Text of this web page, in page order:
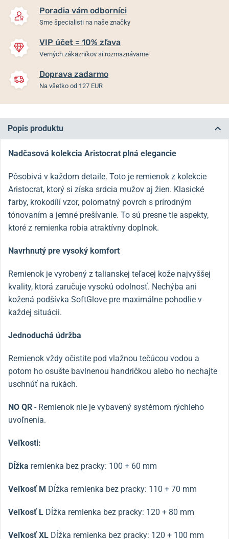
Poradia vám odborníci
Sme špecialisti na naše značky
VIP účet = 10% zľava
Verných zákazníkov si rozmaznávame
Doprava zadarmo
Na všetko od 127 EUR
Popis produktu
Nadčasová kolekcia Aristocrat plná elegancie
Pôsobivá v každom detaile. Toto je remienok z kolekcie
Aristocrat, ktorý si získa srdcia mužov aj žien. Klasické
farby, krokodílí vzor, polomatný povrch s prírodným
tónovaním a jemné prešívanie. To sú presne tie aspekty,
ktoré z remienka robia atraktívny doplnok.
Navrhnutý pre vysoký komfort
Remienok je vyrobený z talianskej teľacej kože najvyššej
kvality, ktorá zaručuje vysokú odolnosť. Nechýba ani
kožená podšívka SoftGlove pre maximálne pohodlie v
každej situácii.
Jednoduchá údržba
Remienok vždy očistite pod vlažnou tečúcou vodou a
potom ho osušte bavlnenou handričkou alebo ho nechajte
uschnúť na rukách.
NO QR - Remienok nie je vybavený systémom rýchleho
uvoľnenia.
Veľkosti:
Dĺžka remienka bez pracky: 100 + 60 mm
Veľkosť M Dĺžka remienka bez pracky: 110 + 70 mm
Veľkosť L Dĺžka remienka bez pracky: 120 + 80 mm
Veľkosť XL Dĺžka remienka bez pracky: 120 + 100 mm